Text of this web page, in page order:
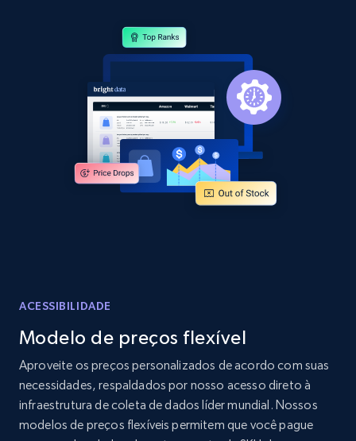
URL, Domain, Country code, Model number,
Sku, Product id, Product name, Manufacturer,
355+ Comece agora
Amazon products global dataset
Title, Seller name, Brand, Description, Initial
Amazon products global dataset - Collects
products by specific category URL
Title, Seller name, Brand, Description, Initial
price, Currency, Availability, Reviews count, and
ACESSIBILIDADE
Modelo de preços flexível
Aproveite os preços personalizados de acordo com suas
necessidades, respaldados por nosso acesso direto à
infraestrutura de coleta de dados líder mundial. Nossos
modelos de preços flexíveis permitem que você pague